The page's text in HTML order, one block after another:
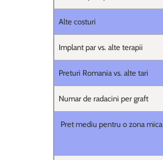
Alte costuri
Implant par vs. alte terapii
Preturi Romania vs. alte tari
Numar de radacini per graft
Pret mediu pentru o zona mica